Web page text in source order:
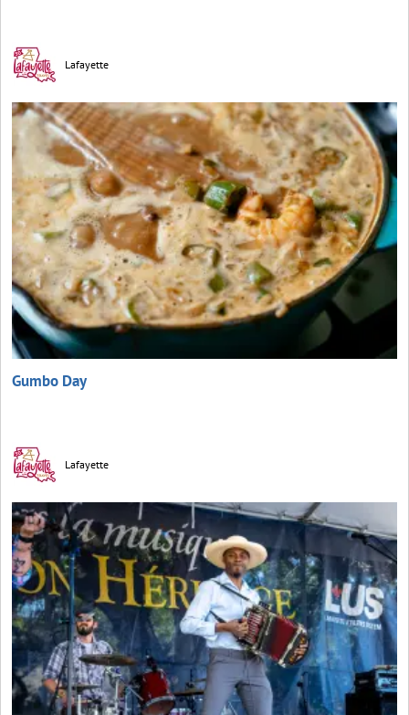
Lafayette
Gumbo Day
Lafayette